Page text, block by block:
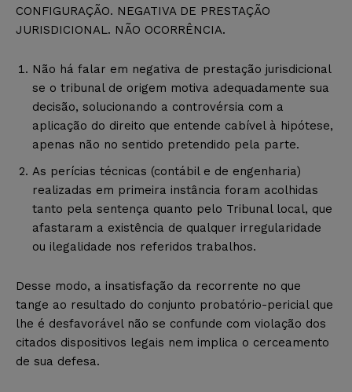
CONFIGURAÇÃO. NEGATIVA DE PRESTAÇÃO
JURISDICIONAL. NÃO OCORRÊNCIA.
Não há falar em negativa de prestação jurisdicional
se o tribunal de origem motiva adequadamente sua
decisão, solucionando a controvérsia com a
aplicação do direito que entende cabível à hipótese,
apenas não no sentido pretendido pela parte.
As perícias técnicas (contábil e de engenharia)
realizadas em primeira instância foram acolhidas
tanto pela sentença quanto pelo Tribunal local, que
afastaram a existência de qualquer irregularidade
ou ilegalidade nos referidos trabalhos.
Desse modo, a insatisfação da recorrente no que
tange ao resultado do conjunto probatório-pericial que
lhe é desfavorável não se confunde com violação dos
citados dispositivos legais nem implica o cerceamento
de sua defesa.